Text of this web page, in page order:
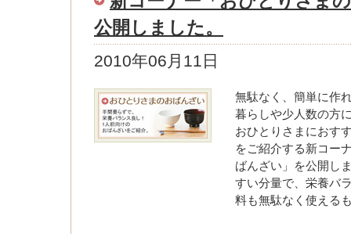
公開しました。
2010年06月11日
無駄なく、簡単に作
暮らしや少人数の方
おひとりさまにおす
をご紹介する新コー
ばんざい」を公開し
すい分量で、栄養バ
料も無駄なく使える